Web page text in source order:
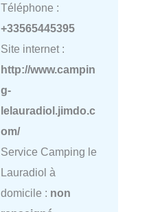
Téléphone :
+33565445395
Site internet :
http://www.campin
g-
lelauradiol.jimdo.c
om/
Service Camping le
Lauradiol à
domicile : non